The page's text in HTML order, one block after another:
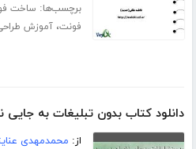
برچسب‌ها: ساخت
فونت،آموزش
دانلود کتاب بدون تبلیغات به جایی
از: محمدمهدی